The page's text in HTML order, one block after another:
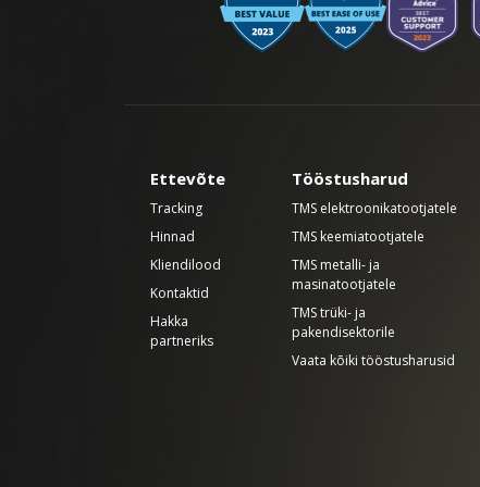
Ettevõte
Tracking
Hinnad
Kliendilood
Kontaktid
Hakka
partneriks
Tööstusharud
TMS elektroonikatootjatele
TMS keemiatootjatele
TMS metalli- ja
masinatootjatele
TMS trüki- ja
pakendisektorile
Vaata kõiki tööstusharusid